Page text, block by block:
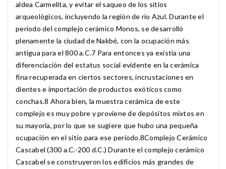
aldea Carmelita, y evitar el saqueo de los sitios
arqueológicos, incluyendo la región de río Azul. Durante el
período del complejo cerámico Monos, se desarrolló
plenamente la ciudad de Nakbé, con la ocupación más
antigua para el 800 a.C.7​ Para entonces ya existía una
diferenciación del estatus social evidente en la cerámica
fina recuperada en ciertos sectores, incrustaciones en
dientes e importación de productos exóticos como
conchas.8​ Ahora bien, la muestra cerámica de este
complejo es muy pobre y proviene de depósitos mixtos en
su mayoría, por lo que se sugiere que hubo una pequeña
ocupación en el sitio para ese período.8​ Complejo Cerámico
Cascabel (300 a.C.-200 d.C.) Durante el complejo cerámico
Cascabel se construyeron los edificios más grandes de